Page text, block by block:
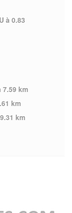
à 0.83
7.59 km
km
km